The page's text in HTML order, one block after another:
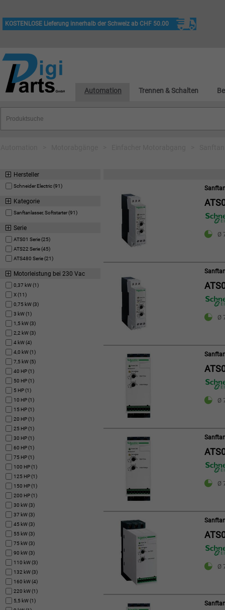
KOSTENLOSE Lieferung innerhalb der Schweiz ab CHF 50.00
Automation Trennen & Schalten
Hersteller
Schneider Electric (91)
Kategorie
Sanftanlasser, Softstarter (91)
Serie
ATS01 Serie (25)
ATS22 Serie (45)
ATS480 Serie (21)
Motorleistung bei 230 Vac
0,37 kW (1)
X (11)
0,75 kW (3)
3 kW (1)
1,5 kW (3)
2,2 kW (3)
4 kW (4)
4,0 kW (1)
7,5 kW (5)
40 HP (1)
50 HP (1)
5 HP (1)
10 HP (1)
15 HP (1)
20 HP (1)
25 HP (1)
30 HP (1)
60 HP (1)
75 HP (1)
100 HP (1)
125 HP (1)
150 HP (1)
200 HP (1)
30 kW (3)
37 kW (3)
45 kW (3)
55 kW (3)
75 kW (3)
90 kW (3)
110 kW (3)
132 kW (3)
160 kW (4)
220 kW (1)
5,5 kW (1)
Ø
Ø
Ø
Ø
Ø